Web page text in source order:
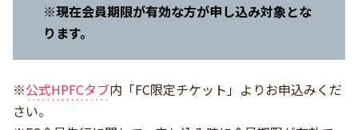
※現在会員期限が有効な方が申し込み対象とな
ります。
※公式HPFCタブ内「FC限定チケット」よりお申込みくだ
さい。